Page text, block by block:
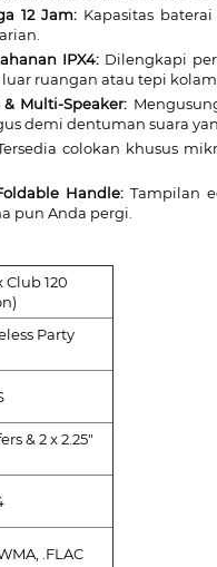
12 Jam:Kapasitas
IPX4:Dilengkapi
ruangan atau tepi kolam
Multi-Speaker:
demi dentuman suara
colokan khusus
Handle:Tampilan
pun Anda pergi.
Club 120
Party
& 2 x 2.25"
.FLAC